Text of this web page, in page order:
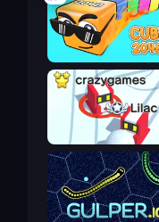
Cubes 2048.io
Snowball.io